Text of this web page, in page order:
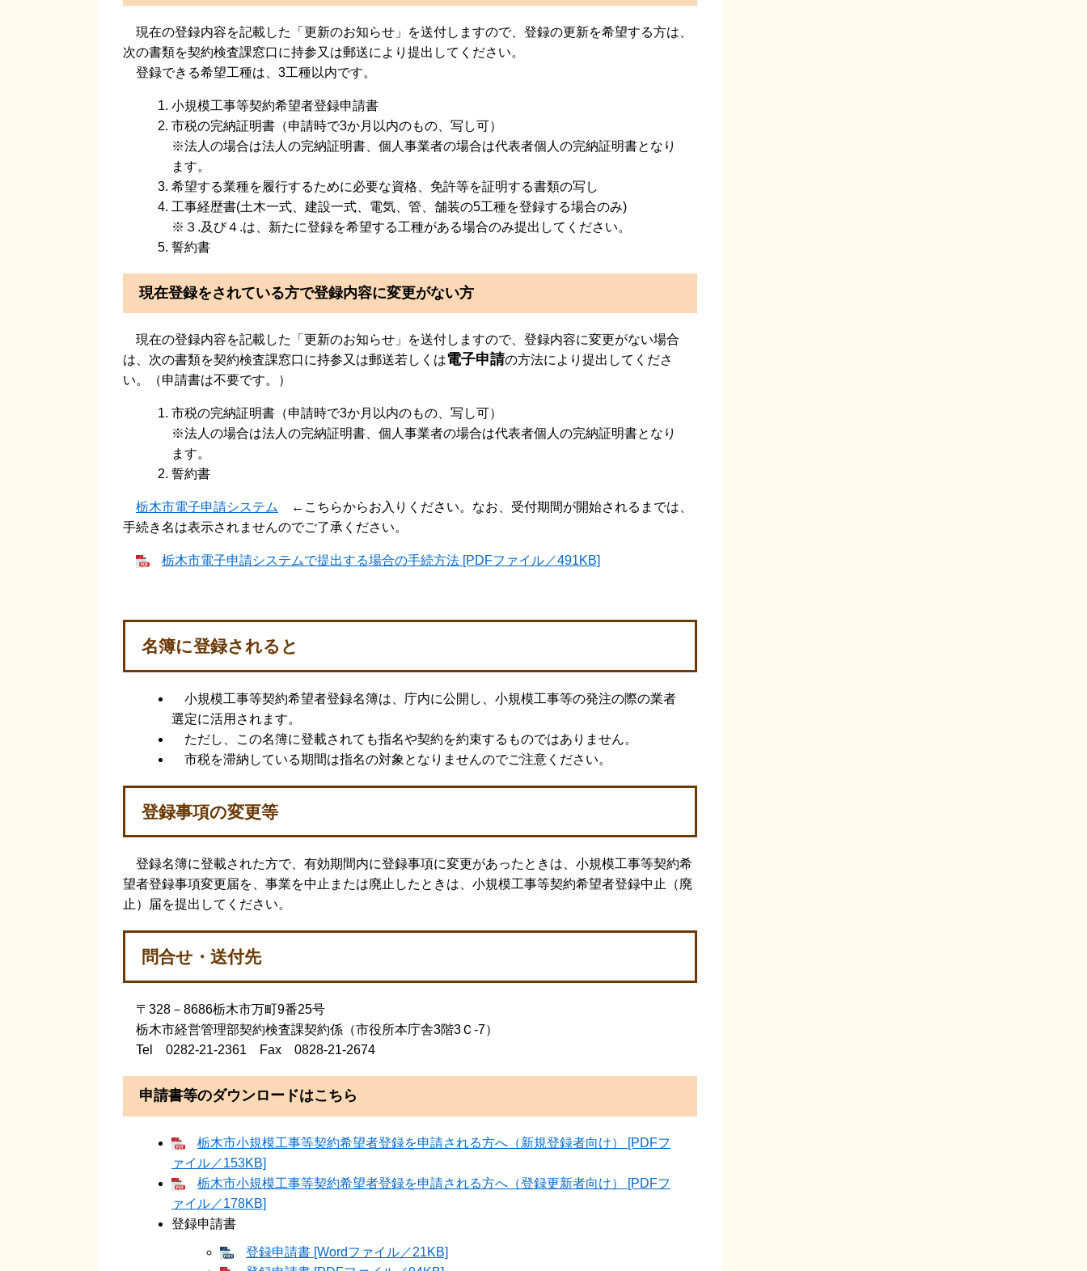
現在の登録内容を記載した「更新のお知らせ」を送付しますので、登録の更新を希望する方は、
次の書類を契約検査課窓口に持参又は郵送により提出してください。
登録できる希望工種は、3工種以内です。
小規模工事等契約希望者登録申請書
市税の完納証明書（申請時で3か月以内のもの、写し可）
※法人の場合は法人の完納証明書、個人事業者の場合は代表者個人の完納証明書となり
ます。
希望する業種を履行するために必要な資格、免許等を証明する書類の写し
工事経歴書(土木一式、建設一式、電気、管、舗装の5工種を登録する場合のみ)
※３.及び４.は、新たに登録を希望する工種がある場合のみ提出してください。
誓約書
現在登録をされている方で登録内容に変更がない方
現在の登録内容を記載した「更新のお知らせ」を送付しますので、登録内容に変更がない場合
は、次の書類を契約検査課窓口に持参又は郵送若しくは電子申請の方法により提出してくださ
い。（申請書は不要です。）
市税の完納証明書（申請時で3か月以内のもの、写し可）
※法人の場合は法人の完納証明書、個人事業者の場合は代表者個人の完納証明書となり
ます。
誓約書
栃木市電子申請システム
←こちらからお入りください。なお、受付期間が開始されるまでは、
手続き名は表示されませんのでご了承ください。
栃木市電子申請システムで提出する場合の手続方法 [PDFファイル／491KB]
名簿に登録されると
小規模工事等契約希望者登録名簿は、庁内に公開し、小規模工事等の発注の際の業者
選定に活用されます。
ただし、この名簿に登載されても指名や契約を約束するものではありません。
市税を滞納している期間は指名の対象となりませんのでご注意ください。
登録事項の変更等
登録名簿に登載された方で、有効期間内に登録事項に変更があったときは、小規模工事等契約希
望者登録事項変更届を、事業を中止または廃止したときは、小規模工事等契約希望者登録中止（廃
止）届を提出してください。
問合せ・送付先
〒328－8686栃木市万町9番25号
栃木市経営管理部契約検査課契約係（市役所本庁舎3階3Ｃ-7）
Tel 0282-21-2361 Fax 0828-21-2674
申請書等のダウンロードはこちら
栃木市小規模工事等契約希望者登録を申請される方へ（新規登録者向け） [PDFフ
ァイル／153KB]
栃木市小規模工事等契約希望者登録を申請される方へ（登録更新者向け） [PDFフ
ァイル／178KB]
登録申請書
登録申請書 [Wordファイル／21KB]